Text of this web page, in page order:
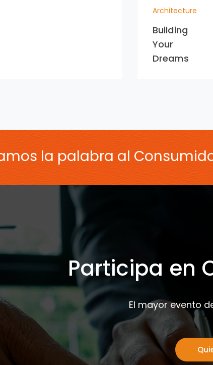
Architecture
Building
Your
Dreams
la palabra al
Participa en
El mayor evento